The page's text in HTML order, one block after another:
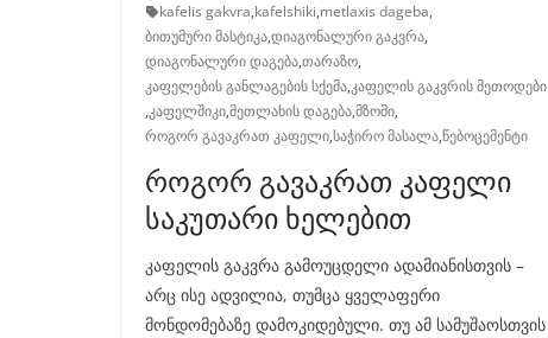
kafelis gakvra,kafelshiki,metlaxis dageba,
ბითუმური მასტიკა,დიაგონალური გაკვრა,
დიაგონალური დაგება,თარაზო,
კაფელების განლაგების სქემა,კაფელის გაკვრის მეთოდები
,კაფელშიკი,მეთლახის დაგება,მზომი,
როგორ გავაკრათ კაფელი,საჭირო მასალა,წებოცემენტი
როგორ გავაკრათ კაფელი
საკუთარი ხელებით
კაფელის გაკვრა გამოუცდელი ადამიანისთვის –
არც ისე ადვილია, თუმცა ყველაფერი
მონდომებაზე დამოკიდებული. თუ ამ სამუშაოსთვის